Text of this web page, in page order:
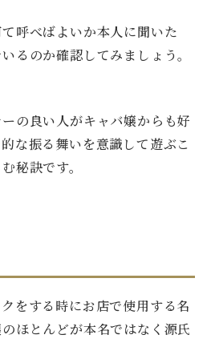
呼べばよいか本人に聞いた
るのか確認してみましょう。
の良い人がキャバ嬢からも好
な振る舞いを意識して遊ぶこ
秘訣です。
をする時にお店で使用する名
ほとんどが本名ではなく源氏